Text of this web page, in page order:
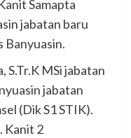
Samapta
jabatan baru
Banyuasin.
S.Tr.K MSi jabatan
jabatan
(Dik S1 STIK).
Kanit 2